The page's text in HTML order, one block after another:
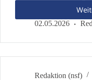
02.05.2026
Redaktion (nsf)